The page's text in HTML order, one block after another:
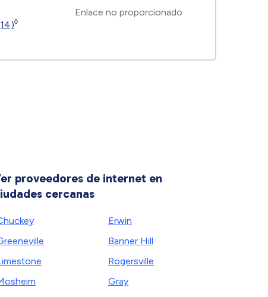
◊
Enlace no proporcionado
proveedores de internet en
cercanas
Erwin
Banner Hill
Rogersville
Gray